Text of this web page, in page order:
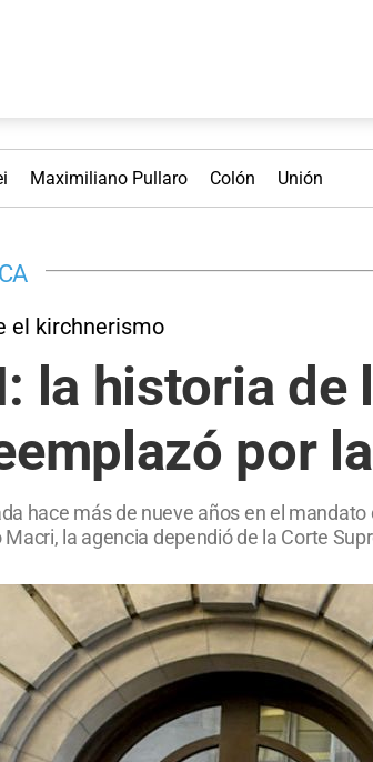
Maximiliano Pullaro Colón Unión
el kirchnerismo
la historia de
por
hace más de nueve años en el
la agencia dependió de la Corte